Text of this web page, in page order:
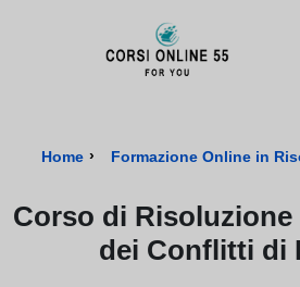
Home › Formazione Online in
Corso di Risoluzione
dei Conflitti di